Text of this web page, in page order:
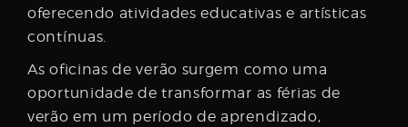
oferecendo atividades educativas e artísticas
contínuas.
As oficinas de verão surgem como uma
oportunidade de transformar as férias de
verão em um período de aprendizado,